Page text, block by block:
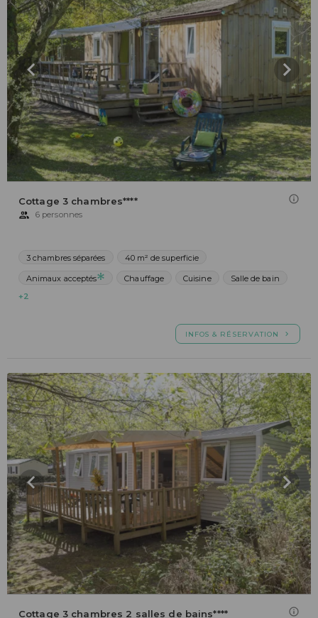
Cottage 3 chambres****
6 personnes
3 chambres séparées 40 m² de superficie
Animaux acceptés Chauffage Cuisine
Salle de bain
+2
INFOS & RÉSERVATION
Cottage 3 chambres 2 salles de bains****